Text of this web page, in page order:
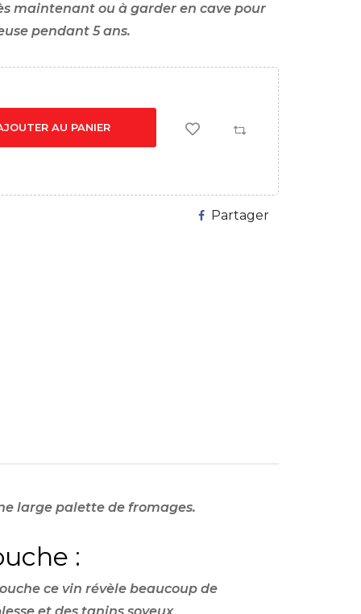
maintenant ou à garder en cave pour
pendant 5 ans.
AU PANIER
Partager
large palette de fromages.
:
ce vin révèle beaucoup de
et des tanins soyeux